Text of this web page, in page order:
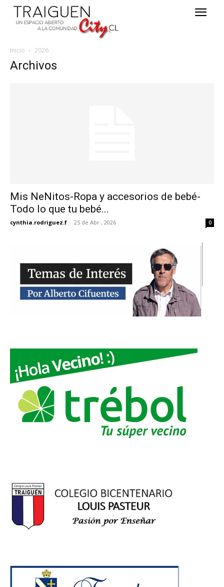
Inicio 2026
Archivos
Mis NeNitos-Ropa y accesorios de bebé-
Todo lo que tu bebé...
cynthia.rodriguez.f - 25 de Abr , 2026 0